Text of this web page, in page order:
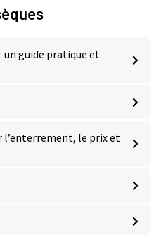
un guide pratique et
le prix et